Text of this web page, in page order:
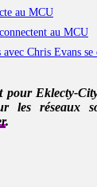
au MCU
au MCU
avec Chris Evans
pour Eklecty-
les réseaux
.